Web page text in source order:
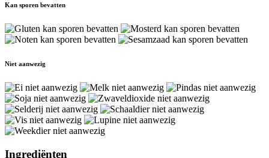
Kan sporen bevatten
Niet aanwezig
Ingrediënten